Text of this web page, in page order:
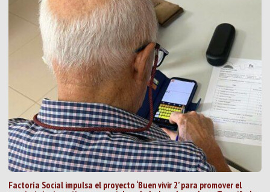
Factoría Social impulsa el proyecto ‘Buen vivir 2’ para promover el